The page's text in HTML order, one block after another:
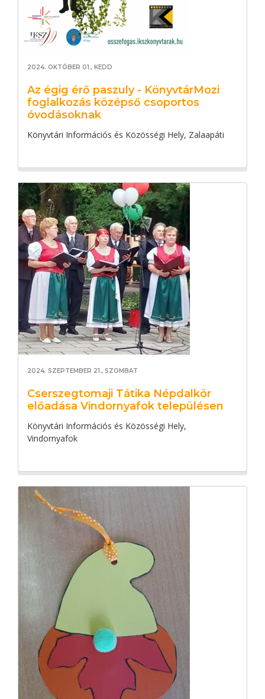
2024. OKTÓBER 01., KEDD
Az égig érő paszuly - KönyvtárMozi
foglalkozás középső csoportos
óvodásoknak
Könyvtári Információs és Közösségi Hely, Zalaapáti
2024. SZEPTEMBER 21., SZOMBAT
Cserszegtomaji Tátika Népdalkör
előadása Vindornyafok településen
Könyvtári Információs és Közösségi Hely,
Vindornyafok